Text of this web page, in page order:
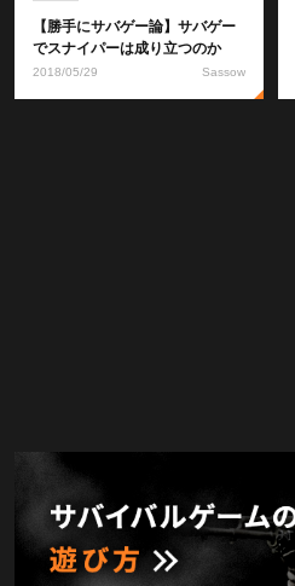
【勝手にサバゲー論】サバゲー
でスナイパーは成り立つのか
2018/05/29 Sassow